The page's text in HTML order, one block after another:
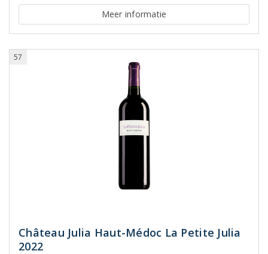
Meer informatie
57
Château Julia Haut-Médoc La Petite Julia
2022